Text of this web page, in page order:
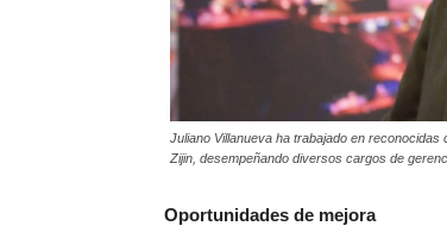
Juliano Villanueva ha trabajado en
Zijin, desempeñando diversos cargos de
Oportunidades de mejora